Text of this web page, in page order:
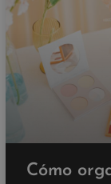
Cómo